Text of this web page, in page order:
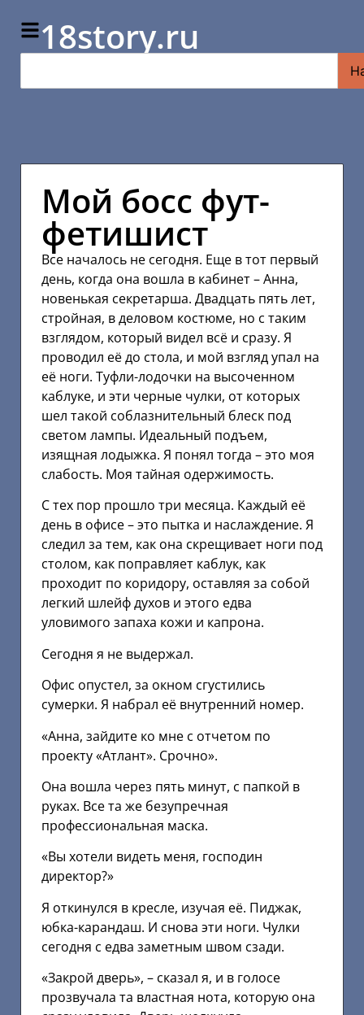
18story.ru
Мой босс фут-
фетишист
Все началось не сегодня. Еще в тот первый
день, когда она вошла в кабинет – Анна,
новенькая секретарша. Двадцать пять лет,
стройная, в деловом костюме, но с таким
взглядом, который видел всё и сразу. Я
проводил её до стола, и мой взгляд упал на
её ноги. Туфли-лодочки на высоченном
каблуке, и эти черные чулки, от которых
шел такой соблазнительный блеск под
светом лампы. Идеальный подъем,
изящная лодыжка. Я понял тогда – это моя
слабость. Моя тайная одержимость.
С тех пор прошло три месяца. Каждый её
день в офисе – это пытка и наслаждение. Я
следил за тем, как она скрещивает ноги под
столом, как поправляет каблук, как
проходит по коридору, оставляя за собой
легкий шлейф духов и этого едва
уловимого запаха кожи и капрона.
Сегодня я не выдержал.
Офис опустел, за окном сгустились
сумерки. Я набрал её внутренний номер.
«Анна, зайдите ко мне с отчетом по
проекту «Атлант». Срочно».
Она вошла через пять минут, с папкой в
руках. Все та же безупречная
профессиональная маска.
«Вы хотели видеть меня, господин
директор?»
Я откинулся в кресле, изучая её. Пиджак,
юбка-карандаш. И снова эти ноги. Чулки
сегодня с едва заметным швом сзади.
«Закрой дверь», – сказал я, и в голосе
прозвучала та властная нота, которую она